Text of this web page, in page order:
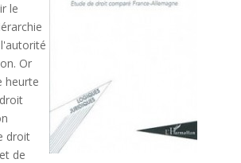
le
Or
heurte
droit
de